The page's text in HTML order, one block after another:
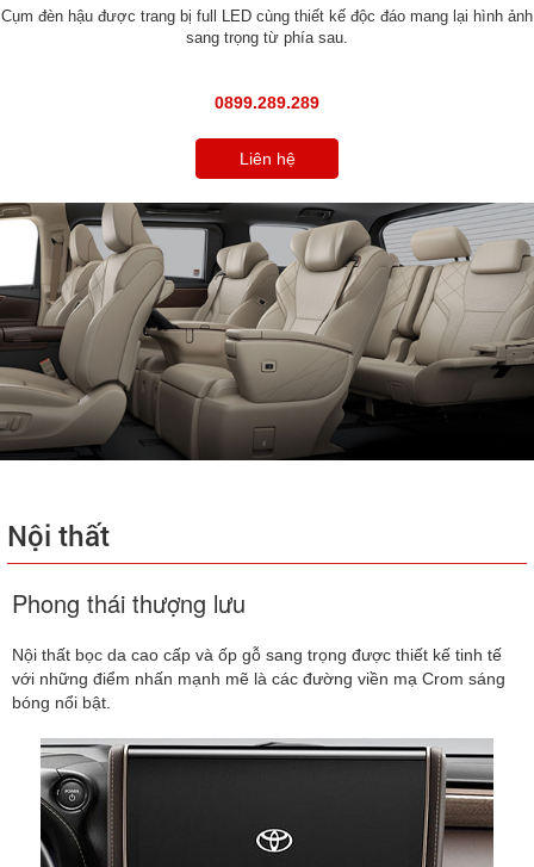
Cụm đèn hậu được trang bị full LED cùng thiết kế độc đáo mang lại hình ảnh
sang trọng từ phía sau.
0899.289.289
Liên hệ
Nội thất
Phong thái thượng lưu
Nội thất bọc da cao cấp và ốp gỗ sang trọng được thiết kế tinh tế
với những điểm nhấn mạnh mẽ là các đường viền mạ Crom sáng
bóng nổi bật.